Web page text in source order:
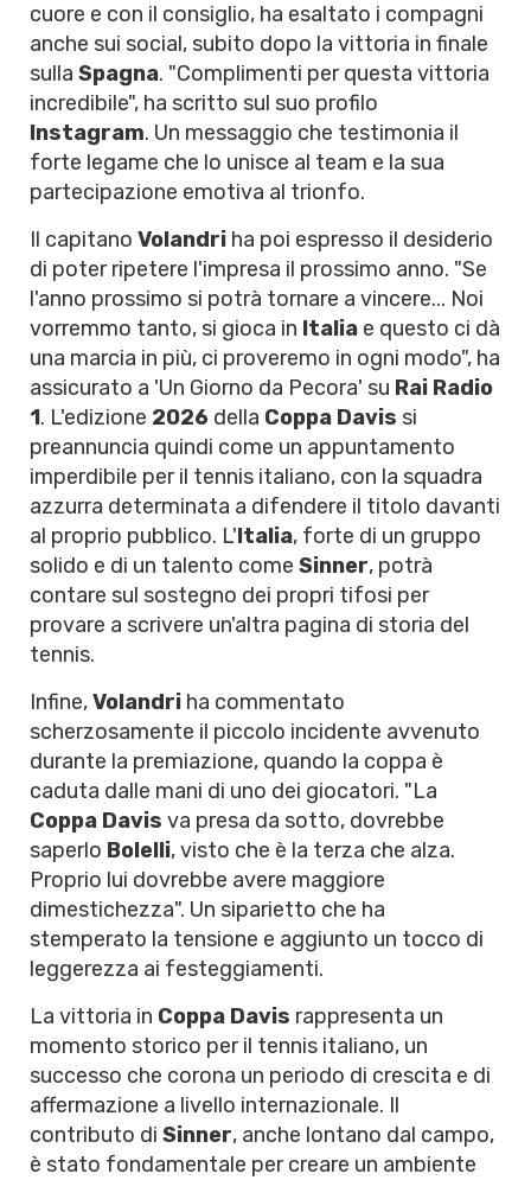
cuore e con il consiglio, ha esaltato i compagni
anche sui social, subito dopo la vittoria in finale
sulla Spagna. "Complimenti per questa vittoria
incredibile", ha scritto sul suo profilo
Instagram. Un messaggio che testimonia il
forte legame che lo unisce al team e la sua
partecipazione emotiva al trionfo.
Il capitano Volandri ha poi espresso il desiderio
di poter ripetere l'impresa il prossimo anno. "Se
l'anno prossimo si potrà tornare a vincere... Noi
vorremmo tanto, si gioca in Italia e questo ci dà
una marcia in più, ci proveremo in ogni modo", ha
assicurato a 'Un Giorno da Pecora' su Rai Radio
1. L'edizione 2026 della Coppa Davis si
preannuncia quindi come un appuntamento
imperdibile per il tennis italiano, con la squadra
azzurra determinata a difendere il titolo davanti
al proprio pubblico. L'Italia, forte di un gruppo
solido e di un talento come Sinner, potrà
contare sul sostegno dei propri tifosi per
provare a scrivere un'altra pagina di storia del
tennis.
Infine,Volandri ha commentato
scherzosamente il piccolo incidente avvenuto
durante la premiazione, quando la coppa è
caduta dalle mani di uno dei giocatori. "La
Coppa Davis va presa da sotto, dovrebbe
saperlo Bolelli, visto che è la terza che alza.
Proprio lui dovrebbe avere maggiore
dimestichezza". Un siparietto che ha
stemperato la tensione e aggiunto un tocco di
leggerezza ai festeggiamenti.
La vittoria in Coppa Davis rappresenta un
momento storico per il tennis italiano, un
successo che corona un periodo di crescita e di
affermazione a livello internazionale. Il
contributo di Sinner, anche lontano dal campo,
è stato fondamentale per creare un ambiente